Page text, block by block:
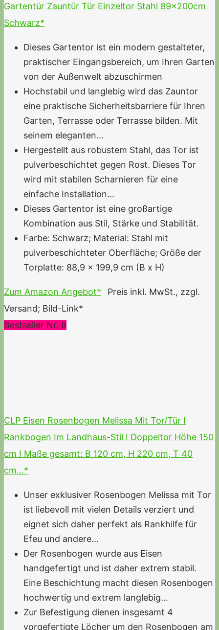
Gartentür Zauntür Tür Einzeltor Stahl 89x200cm
Schwarz*
Dieses Gartentor ist ein modern gestalteter,
praktischer Eingangsbereich, um Ihren Garten
von der Außenwelt abzuschirmen
Hochstabil und langlebig wird das Zauntor
eine praktische Sicherheitsbarriere für Ihren
Garten, Terrasse oder Terrasse bilden. Mit
seinem eleganten...
Hergestellt aus robustem Stahl, das Tor ist
pulverbeschichtet gegen Rost. Dieses Tor
wird mit stabilen Scharnieren für eine
einfache Installation...
Dieses Gartentor ist eine großartige
Kombination aus Stil, Stärke und Stabilität.
Farbe: Schwarz; Material: Stahl mit
pulverbeschichteter Oberfläche; Größe der
Torplatte: 88,9 x 199,9 cm (B x H)
Zum Amazon Angebot*
Preis inkl. MwSt., zzgl.
Versand; Bild-Link*
Bestseller Nr. 8
CLP Eisen Rosenbogen Melissa Mit Tor/Tür I
Rankbogen Im Landhaus-Stil I Doppeltor Höhe 150
cm I Maße gesamt: B 120 cm, H 220 cm, T 40
cm...*
Unser exklusiver Rosenbogen Melissa mit Tor
ist liebevoll mit vielen Details verziert und
eignet sich daher perfekt als Rankhilfe für
Efeu und andere...
Der Rosenbogen wurde aus Eisen
handgefertigt und ist daher extrem stabil.
Eine Beschichtung macht diesen Rosenbogen
hochwertig und extrem langlebig...
Zur Befestigung dienen insgesamt 4
vorgefertigte Löcher um den Rosenbogen am